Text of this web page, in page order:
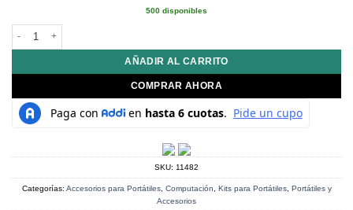
era:
500 disponibles
Kit Teclado Mouse Combo Gamer Metálico 3 Tonos Usb Iluminado Color
AÑADIR AL CARRITO
COMPRAR AHORA
SKU: 11482
Categorías: Accesorios para Portátiles, Computación, Kits para Portátiles, Portátiles y
Accesorios